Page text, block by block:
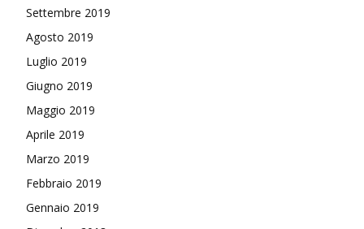
Settembre 2019
Agosto 2019
Luglio 2019
Giugno 2019
Maggio 2019
Aprile 2019
Marzo 2019
Febbraio 2019
Gennaio 2019